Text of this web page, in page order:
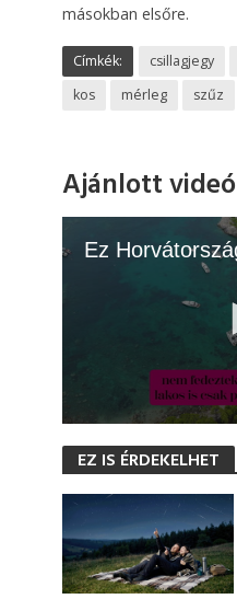
másokban elsőre.
Címkék: csillagjegy
kos
mérleg szűz
Ajánlott videó
s
d
s
o
f
EZ IS ÉRDEKELHET